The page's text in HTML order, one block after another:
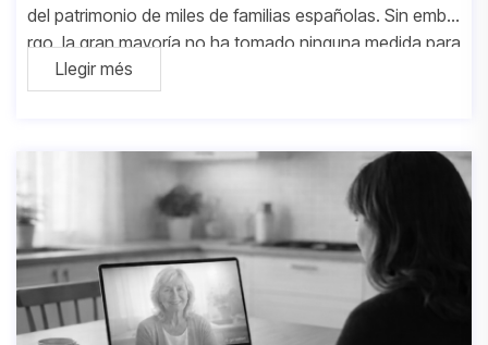
del patrimonio de miles de familias españolas. Sin emba
rgo, la gran mayoría no ha tomado ninguna medida para
garantizar que sus herederos puedan acceder a
Llegir més